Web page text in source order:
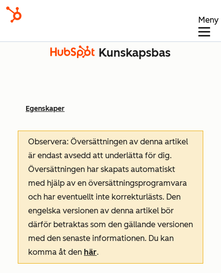
Meny
Kunskapsbas
Egenskaper
Observera: Översättningen av denna artikel
är endast avsedd att underlätta för dig.
Översättningen har skapats automatiskt
med hjälp av en översättningsprogramvara
och har eventuellt inte korrekturlästs. Den
engelska versionen av denna artikel bör
därför betraktas som den gällande versionen
med den senaste informationen. Du kan
komma åt den här.